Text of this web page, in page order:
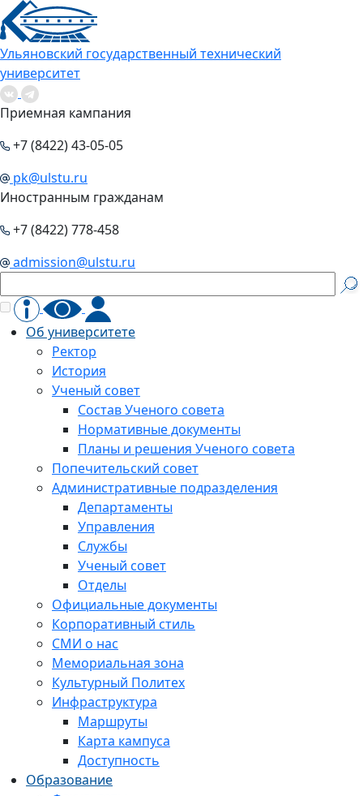
Ульяновский государственный технический
университет
Приемная кампания
+7 (8422) 43-05-05
pk@ulstu.ru
Иностранным гражданам
+7 (8422) 778-458
admission@ulstu.ru
Об университете
Ректор
История
Ученый совет
Состав Ученого совета
Нормативные документы
Планы и решения Ученого совета
Попечительский совет
Административные подразделения
Департаменты
Управления
Службы
Ученый совет
Отделы
Официальные документы
Корпоративный стиль
СМИ о нас
Мемориальная зона
Культурный Политех
Инфраструктура
Маршруты
Карта кампуса
Доступность
Образование